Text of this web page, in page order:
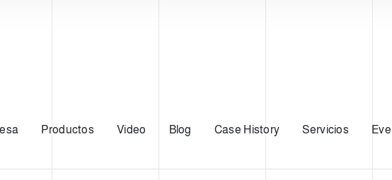
Productos Video Blog Case History Servicios